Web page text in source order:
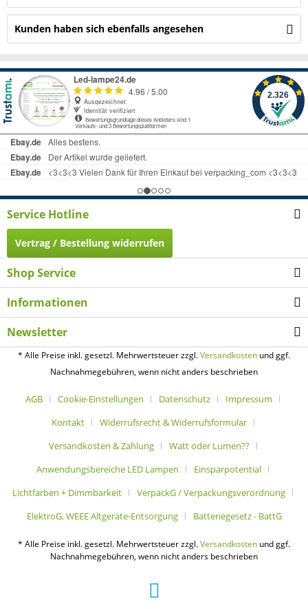
Kunden haben sich ebenfalls angesehen
Service Hotline
Vertrag / Bestellung widerrufen
Shop Service
Informationen
Newsletter
* Alle Preise inkl. gesetzl. Mehrwertsteuer zzgl.Versandkosten und ggf.
Nachnahmegebühren, wenn nicht anders beschrieben
AGB Cookie-Einstellungen Datenschutz
Impressum
Kontakt
Widerrufsrecht & Widerrufsformular
Versandkosten & Zahlung
Watt oder Lumen??
Anwendungsbereiche LED Lampen
Einsparpotential
Lichtfarben + Dimmbarkeit
VerpackG / Verpackungsverordnung
ElektroG, WEEE Altgeräte-Entsorgung
Batteriegesetz - BattG
* Alle Preise inkl. gesetzl. Mehrwertsteuer zzgl.Versandkosten und ggf.
Nachnahmegebühren, wenn nicht anders beschrieben